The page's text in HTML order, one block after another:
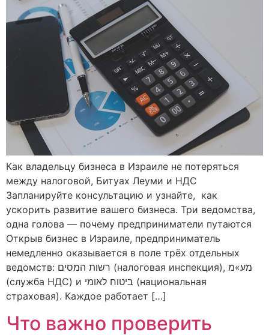
Как владельцу бизнеса в Израиле не потеряться
между налоговой, Битуах Леуми и НДС
Запланируйте консультацию и узнайте, как
ускорить развитие вашего бизнеса. Три ведомства,
одна голова — почему предприниматели путаются
Открыв бизнес в Израиле, предприниматель
немедленно оказывается в поле трёх отдельных
ведомств: רשות המסים (налоговая инспекция), מע»מ
(служба НДС) и ביטוח לאומי (национальная
страховая). Каждое работает […]
Что важно проверить